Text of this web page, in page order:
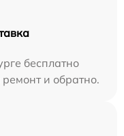
бесплатно
и обратно.